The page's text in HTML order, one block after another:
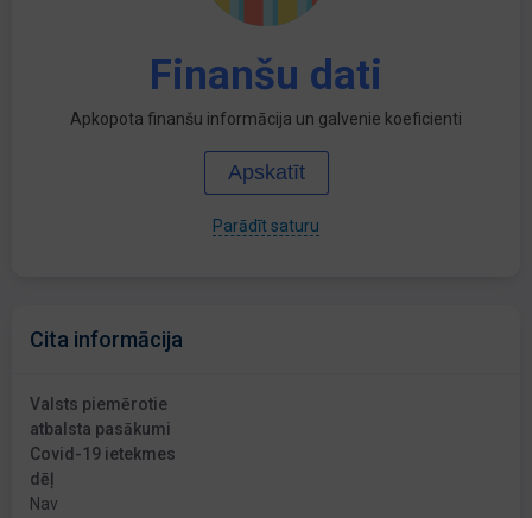
Finanšu dati
Apkopota finanšu informācija un galvenie koeficienti
Apskatīt
Parādīt saturu
Cita informācija
Valsts piemērotie
atbalsta pasākumi
Covid-19 ietekmes
dēļ
Nav